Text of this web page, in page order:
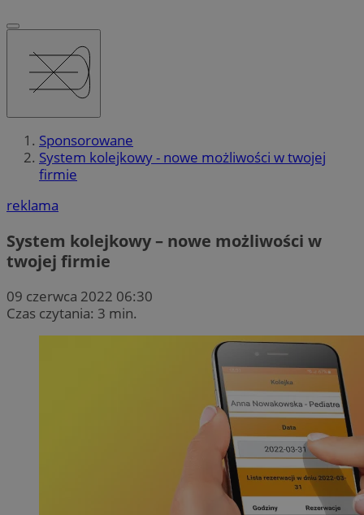
Sponsorowane
System kolejkowy - nowe możliwości w twojej
firmie
reklama
System kolejkowy – nowe możliwości w
twojej firmie
09 czerwca 2022 06:30
Czas czytania: 3 min.